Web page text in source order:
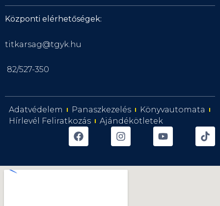
Központi elérhetőségek:
titkarsag@tgyk.hu
82/527-350
Adatvédelem Panaszkezelés
Könyvautomata
Hírlevél Feliratkozás
Ajándékötletek